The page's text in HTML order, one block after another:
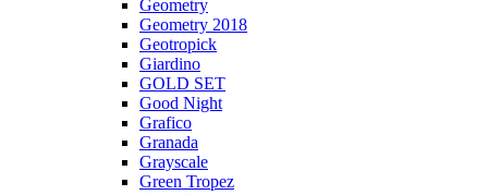
Geometry
Geometry 2018
Geotropick
Giardino
GOLD SET
Good Night
Grafico
Granada
Grayscale
Green Tropez